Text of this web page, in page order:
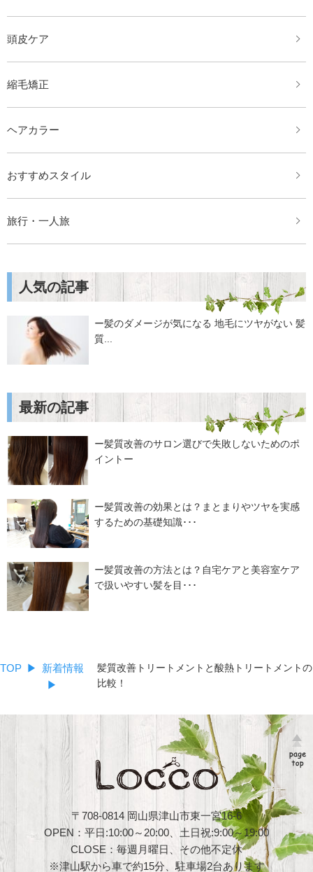
頭皮ケア
縮毛矯正
ヘアカラー
おすすめスタイル
旅行・一人旅
人気の記事
ー髪のダメージが気になる 地毛にツヤがない 髪
質...
最新の記事
ー髪質改善のサロン選びで失敗しないためのポ
イントー
ー髪質改善の効果とは？まとまりやツヤを実感
するための基礎知識･･･
ー髪質改善の方法とは？自宅ケアと美容室ケア
で扱いやすい髪を目･･･
TOP 新着情報
髪質改善トリートメントと酸熱トリートメントの
比較！
〒708-0814 岡山県津山市東一宮16-6
OPEN：平日:10:00～20:00、土日祝:9:00～19:00
CLOSE：毎週月曜日、その他不定休
※津山駅から車で約15分、駐車場2台あります